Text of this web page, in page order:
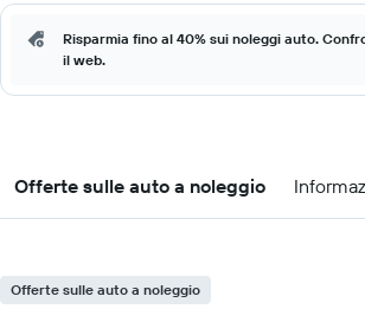
Risparmia fino al 40% sui noleggi auto.
il web.
Offerte sulle auto a noleggio
Offerte sulle auto a noleggio